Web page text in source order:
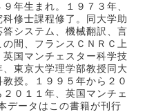
年生まれ。１９７３年、
修士課程修了。同大学助
システム、機械翻訳、言
間、フランスＣＮＲＣ上
国マンチェスター科学技
東京大学理学部教授同大
授。１９９５年から２０
０１１年、英国マンチェ
データはこの書籍が刊行